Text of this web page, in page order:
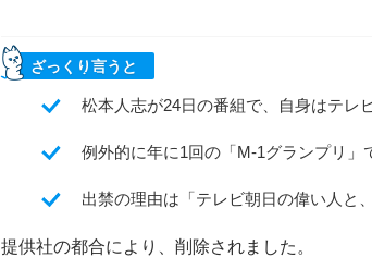
ざっくり言うと
松本人志が24日の番組で、自身はテレ
例外的に年に1回の「M‐1グランプリ
出禁の理由は「テレビ朝日の偉い人と
提供社の都合により、削除されました。